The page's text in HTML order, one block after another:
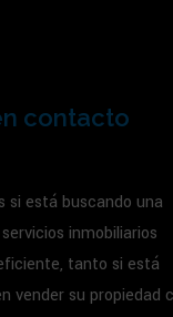
contacto
si está buscando una
inmobiliarios
tanto si está
vender su propiedad